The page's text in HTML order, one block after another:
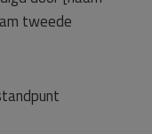
tweede